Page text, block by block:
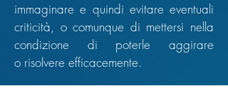
immaginare e quindi evitare eventuali
criticità, o comunque di mettersi nella
condizione di poterle aggirare
o risolvere efficacemente.